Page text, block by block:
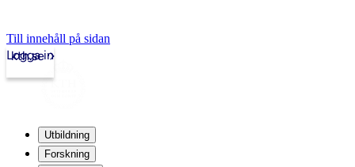
Till innehåll på sidan
kth.se
Logga in
Utbildning
Forskning